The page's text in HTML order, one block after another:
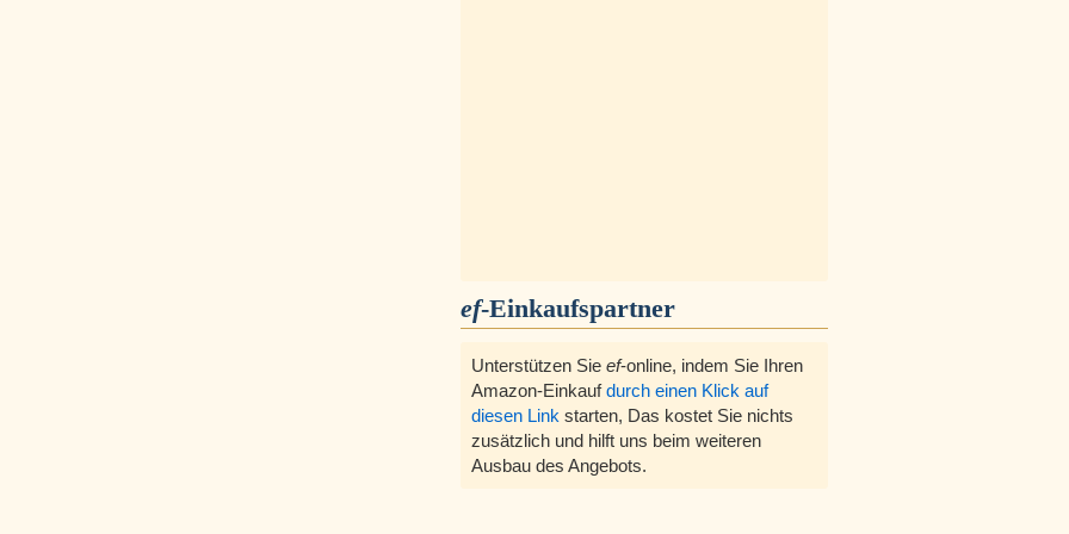
ef-Einkaufspartner
Unterstützen Sie ef-online, indem Sie Ihren
Amazon-Einkaufdurch einen Klick auf
diesen Link starten, Das kostet Sie nichts
zusätzlich und hilft uns beim weiteren
Ausbau des Angebots.